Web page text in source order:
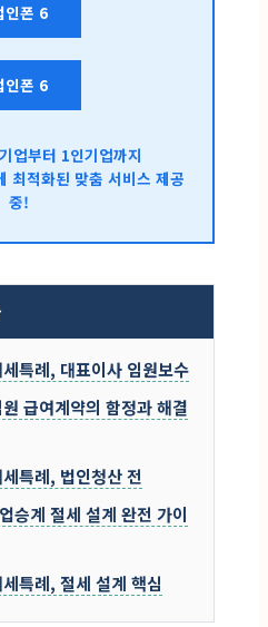
인폰 6
인폰 6
업부터 1인기업까지
최적화된 맞춤 서비스 제공
중!
특례, 대표이사 임원보수
급여계약의 함정과 해결
특례, 법인청산 전
승계 절세 설계 완전 가이
특례, 절세 설계 핵심